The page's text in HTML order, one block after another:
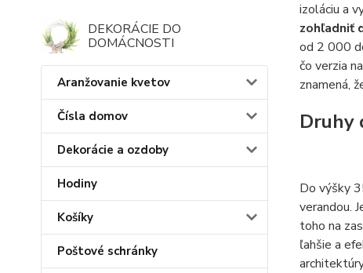
DEKORÁCIE DO
DOMÁCNOSTI
Aranžovanie kvetov
Čísla domov
Dekorácie a ozdoby
Hodiny
Košíky
Poštové schránky
izoláciu a
zohľadniť
od 2 000
čo verzia
znamená,
Druhy
Do výšky
verandou.
toho na
ľahšie a